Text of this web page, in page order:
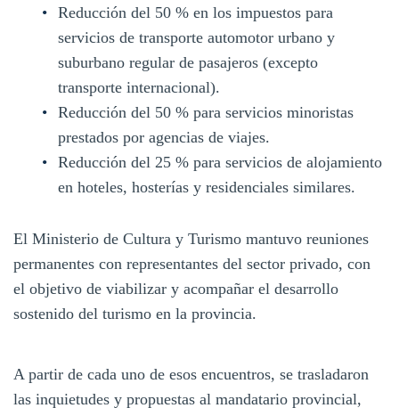
Reducción del 50 % en los impuestos para
servicios de transporte automotor urbano y
suburbano regular de pasajeros (excepto
transporte internacional).
Reducción del 50 % para servicios minoristas
prestados por agencias de viajes.
Reducción del 25 % para servicios de alojamiento
en hoteles, hosterías y residenciales similares.
El Ministerio de Cultura y Turismo mantuvo reuniones
permanentes con representantes del sector privado, con
el objetivo de viabilizar y acompañar el desarrollo
sostenido del turismo en la provincia.
A partir de cada uno de esos encuentros, se trasladaron
las inquietudes y propuestas al mandatario provincial,